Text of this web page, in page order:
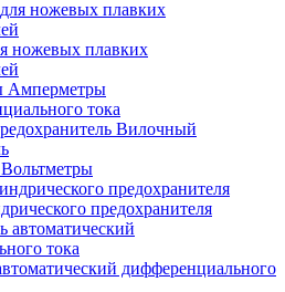
ножевых плавких
Амперметры
тока
Вилочный
Вольтметры
предохранителя
дифференциального